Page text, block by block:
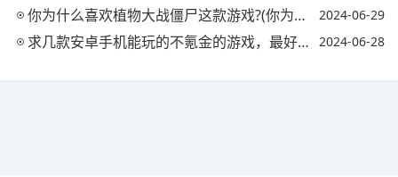
你为什么喜欢植物大战僵尸这款游戏?(你为什么喜欢植物大战僵尸这款游戏英语) 2024-06-29
求几款安卓手机能玩的不氪金的游戏，最好是单机?(耐玩又不氪金的安卓手机网游) 2024-06-28